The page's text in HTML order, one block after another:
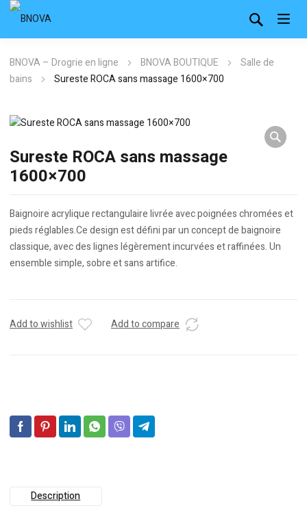
BNOVA – Drogrie en ligne BNOVA BOUTIQUE
Salle de
bains
Sureste ROCA sans massage 1600×700
Sureste ROCA sans massage
1600×700
Baignoire acrylique rectangulaire livrée avec poignées chromées et
pieds réglables.Ce design est défini par un concept de baignoire
classique, avec des lignes légèrement incurvées et raffinées. Un
ensemble simple, sobre et sans artifice.
Add to wishlist Add to compare
Description